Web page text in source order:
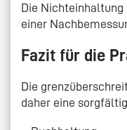
Die Nichteinhaltung
einer
Fazit für die
Die
daher eine